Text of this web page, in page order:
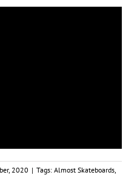
2020 | Tags: Almost Skateboards,